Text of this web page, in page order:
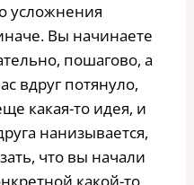
усложнения
Вы начинаете
пошагово, а
вдруг потянуло,
какая-то идея, и
нанизывается,
что вы начали